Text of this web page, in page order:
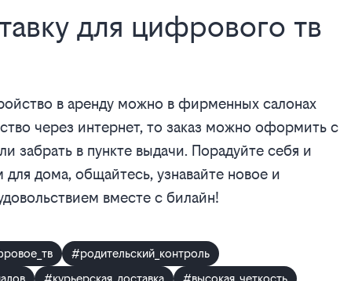
для цифрового тв
в аренду можно в фирменных салонах
через интернет, то заказ можно оформить с
забрать в пункте выдачи. Порадуйте себя и
дома, общайтесь, узнавайте новое и
вместе с билайн!
#родительский_контроль
#курьерская_доставка
#высокая_четкость